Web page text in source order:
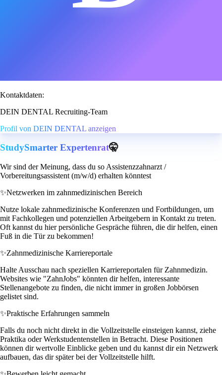
Kontaktdaten:
DEIN DENTAL Recruiting-Team
Profil von DEIN DENTAL anzeigen
StudySmarter Expertenrat🤫
Wir sind der Meinung, dass du so Assistenzzahnarzt /
Vorbereitungsassistent (m/w/d) erhalten könntest
✨Netzwerken im zahnmedizinischen Bereich
Nutze lokale zahnmedizinische Konferenzen und Fortbildungen, um
mit Fachkollegen und potenziellen Arbeitgebern in Kontakt zu treten.
Oft kannst du hier persönliche Gespräche führen, die dir helfen, einen
Fuß in die Tür zu bekommen!
✨Zahnmedizinische Karriereportale
Halte Ausschau nach speziellen Karriereportalen für Zahnmedizin.
Websites wie "ZahnJobs" könnten dir helfen, interessante
Stellenangebote zu finden, die nicht immer in großen Jobbörsen
gelistet sind.
✨Praktische Erfahrungen sammeln
Falls du noch nicht direkt in die Vollzeitstelle einsteigen kannst, ziehe
Praktika oder Werkstudentenstellen in Betracht. Diese Positionen
können dir wertvolle Einblicke geben und du kannst dir ein Netzwerk
aufbauen, das dir später bei der Vollzeitstelle hilft.